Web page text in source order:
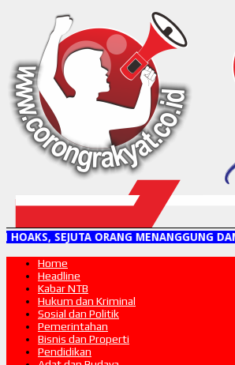
ORANG MENANGGUNG DAMPAKNYA"
Home
Headline
Kabar NTB
Hukum dan Kriminal
Sosial dan Politik
Pemerintahan
Bisnis dan Properti
Pendidikan